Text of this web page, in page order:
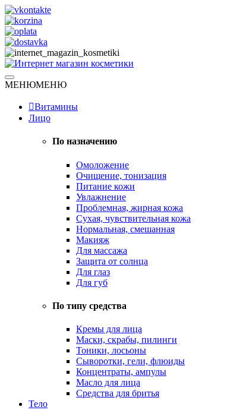
Skip
to
content
Интернет магазин косметики
Натуральная косметика
МЕНЮМЕНЮ
Витамины
Лицо
По назначению
Омоложение
Очищение, тонизация
Питание кожи
Увлажнение
Проблемная, жирная кожа
Сухая, чувствительная кожа
Нормальная, смешанная
Макияж
Для массажа
Защита от солнца
Для глаз
Для губ
По типу средства
Кремы для лица
Маски, скрабы, пилинги
Тоники, лосьоны
Сыворотки, гели, флюиды
Концентраты, ампулы
Масло для лица
Средства для бритья
Тело